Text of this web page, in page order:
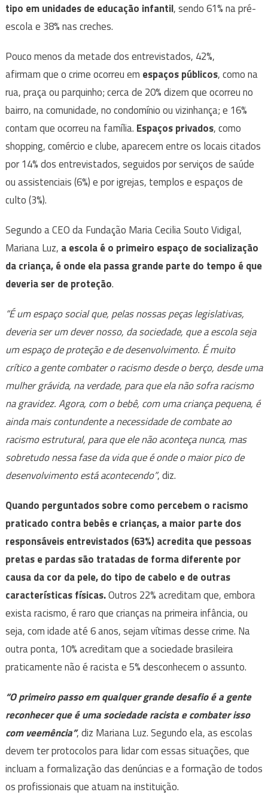
tipo em unidades de educação infantil, sendo 61% na pré-
escola e 38% nas creches.
Pouco menos da metade dos entrevistados, 42%,
afirmam que o crime ocorreu em espaços públicos, como na
rua, praça ou parquinho; cerca de 20% dizem que ocorreu no
bairro, na comunidade, no condomínio ou vizinhança; e 16%
contam que ocorreu na família. Espaços privados, como
shopping, comércio e clube, aparecem entre os locais citados
por 14% dos entrevistados, seguidos por serviços de saúde
ou assistenciais (6%) e por igrejas, templos e espaços de
culto (3%).
Segundo a CEO da Fundação Maria Cecilia Souto Vidigal,
Mariana Luz, a escola é o primeiro espaço de socialização
da criança, é onde ela passa grande parte do tempo é que
deveria ser de proteção.
“É um espaço social que, pelas nossas peças legislativas,
deveria ser um dever nosso, da sociedade, que a escola seja
um espaço de proteção e de desenvolvimento. É muito
crítico a gente combater o racismo desde o berço, desde uma
mulher grávida, na verdade, para que ela não sofra racismo
na gravidez. Agora, com o bebê, com uma criança pequena, é
ainda mais contundente a necessidade de combate ao
racismo estrutural, para que ele não aconteça nunca, mas
sobretudo nessa fase da vida que é onde o maior pico de
desenvolvimento está acontecendo”, diz.
Quando perguntados sobre como percebem o racismo
praticado contra bebês e crianças, a maior parte dos
responsáveis entrevistados (63%) acredita que pessoas
pretas e pardas são tratadas de forma diferente por
causa da cor da pele, do tipo de cabelo e de outras
características físicas.Outros 22% acreditam que, embora
exista racismo, é raro que crianças na primeira infância, ou
seja, com idade até 6 anos, sejam vítimas desse crime. Na
outra ponta, 10% acreditam que a sociedade brasileira
praticamente não é racista e 5% desconhecem o assunto.
“O primeiro passo em qualquer grande desafio é a gente
reconhecer que é uma sociedade racista e combater isso
com veemência”, diz Mariana Luz. Segundo ela, as escolas
devem ter protocolos para lidar com essas situações, que
incluam a formalização das denúncias e a formação de todos
os profissionais que atuam na instituição.